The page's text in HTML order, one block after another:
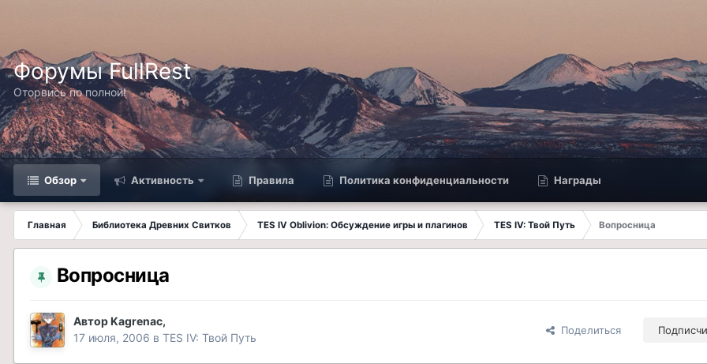
Форумы FullRest
Оторвись по полной!
Обзор Активность Правила Политика конфиденциальности Награды
Главная Библиотека Древних Свитков TES IV Oblivion: Обсуждение игры и плагинов TES IV: Твой Путь
Вопросница
Вопросница
АвторKagrenac,
17 июля, 2006 в TES IV: Твой Путь
Поделиться